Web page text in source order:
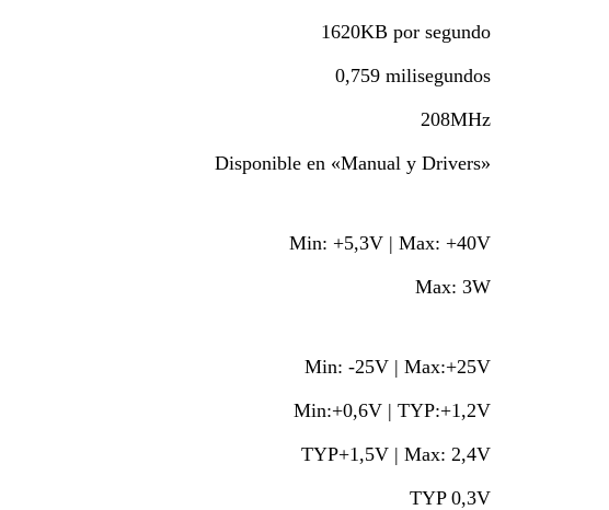
1620KB por segundo
0,759 milisegundos
208MHz
Disponible en «Manual y Drivers»
Min: +5,3V | Max: +40V
Max: 3W
Min: -25V | Max:+25V
Min:+0,6V | TYP:+1,2V
TYP+1,5V | Max: 2,4V
TYP 0,3V